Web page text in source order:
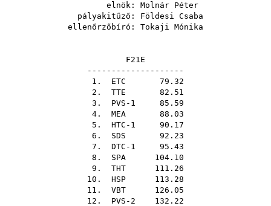
elnök: Molnár Péter
pályakitűző: Földesi Csaba
ellenőrzőbíró: Tokaji Mónika
F21E
--------------------
1. ETC 79.32
2. TTE 82.51
3. PVS-1 85.59
4. MEA 88.03
5. HTC-1 90.17
6. SDS 92.23
7. DTC-1 95.43
8. SPA 104.10
9. THT 111.26
10. HSP 113.28
11. VBT 126.05
12. PVS-2 132.22